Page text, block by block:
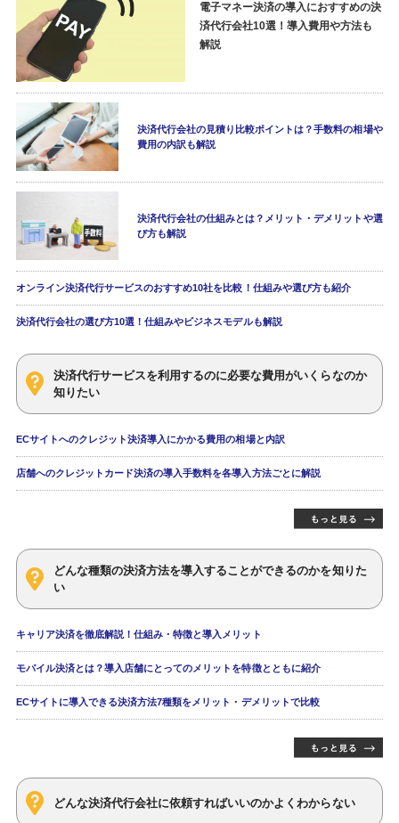
電子マネー決済の導入におすすめの決
済代行会社10選！導入費用や方法も
解説
決済代行会社の見積り比較ポイントは？手数料の相場や
費用の内訳も解説
決済代行会社の仕組みとは？メリット・デメリットや選
び方も解説
オンライン決済代行サービスのおすすめ10社を比較！仕組みや選び方も紹介
決済代行会社の選び方10選！仕組みやビジネスモデルも解説
決済代行サービスを利用するのに必要な費用がいくらなのか
知りたい
ECサイトへのクレジット決済導入にかかる費用の相場と内訳
店舗へのクレジットカード決済の導入手数料を各導入方法ごとに解説
どんな種類の決済方法を導入することができるのかを知りた
い
キャリア決済を徹底解説！仕組み・特徴と導入メリット
モバイル決済とは？導入店舗にとってのメリットを特徴とともに紹介
ECサイトに導入できる決済方法7種類をメリット・デメリットで比較
どんな決済代行会社に依頼すればいいのかよくわからない